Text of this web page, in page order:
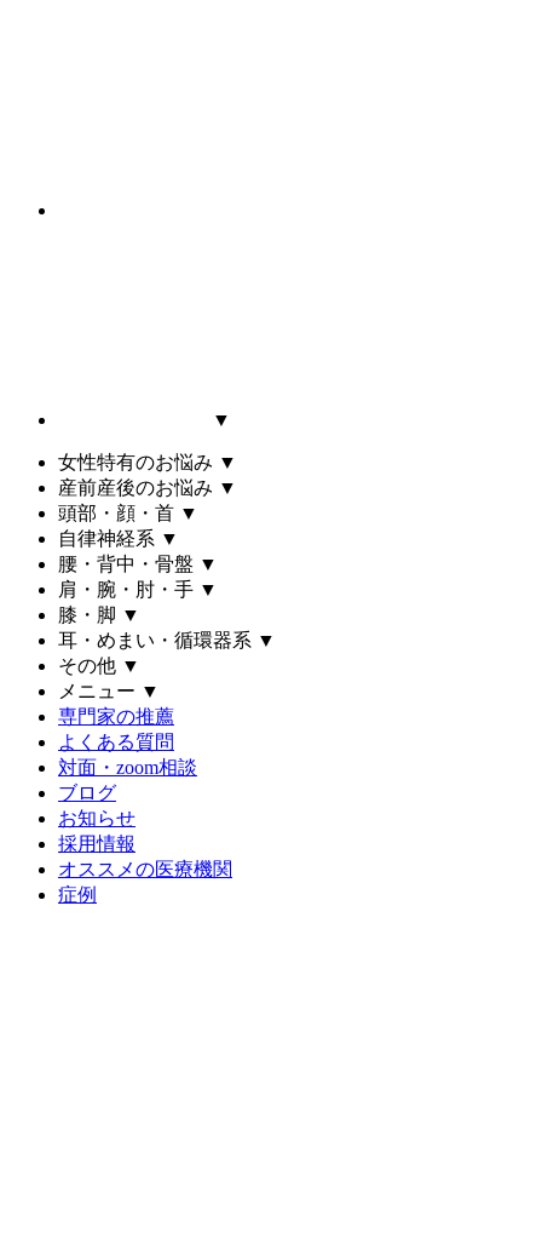
▼
女性特有のお悩み ▼
産前産後のお悩み ▼
頭部・顔・首 ▼
自律神経系 ▼
腰・背中・骨盤 ▼
肩・腕・肘・手 ▼
膝・脚 ▼
耳・めまい・循環器系 ▼
その他 ▼
メニュー ▼
専門家の推薦
よくある質問
対面・zoom相談
ブログ
お知らせ
採用情報
オススメの医療機関
症例